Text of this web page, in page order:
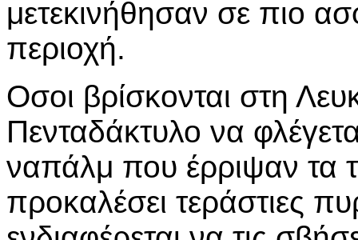
μετεκινήθησαν σε πιο
περιοχή.
Οσοι βρίσκονται στη
Πενταδάκτυλο να
ναπάλμ που έρριψαν τα
προκαλέσει τεράστιες